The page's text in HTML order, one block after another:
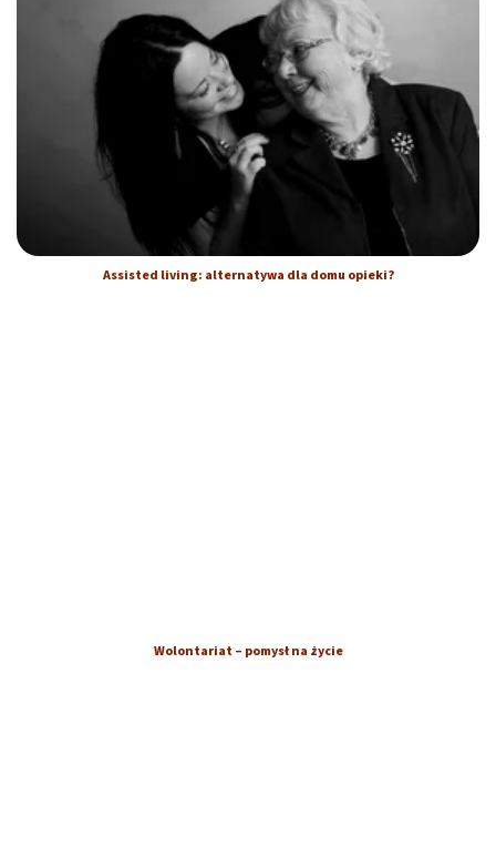
Assisted living: alternatywa dla domu opieki?
Wolontariat – pomysł na życie